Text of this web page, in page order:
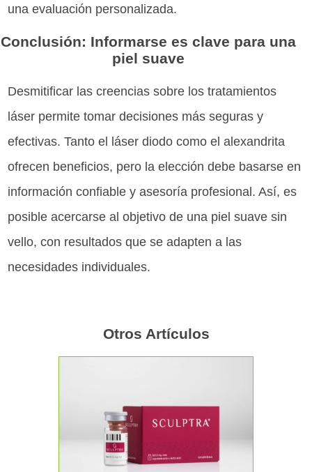
una evaluación personalizada.
Conclusión: Informarse es clave para una
piel suave
Desmitificar las creencias sobre los tratamientos
láser permite tomar decisiones más seguras y
efectivas. Tanto el láser diodo como el alexandrita
ofrecen beneficios, pero la elección debe basarse en
información confiable y asesoría profesional. Así, es
posible acercarse al objetivo de una piel suave sin
vello, con resultados que se adapten a las
necesidades individuales.
Otros Artículos